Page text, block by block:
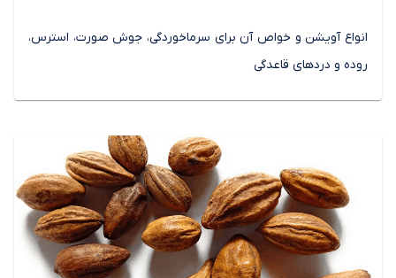
انواع آویشن و خواص آن برای سرماخوردگی، جوش صورت، استرس،
روده و دردهای قاعدگی